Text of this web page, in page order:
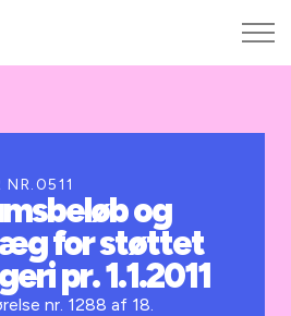
NR.0511
og
for støttet
pr. 1.1.2011
nr. 1288 af 18.